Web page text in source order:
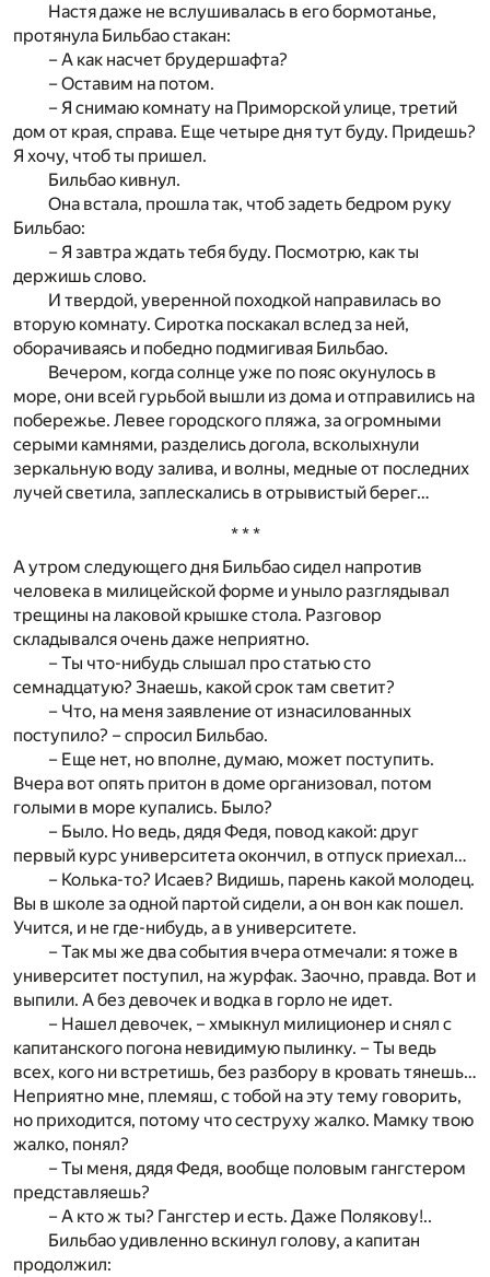
Настя даже не вслушивалась в его бормотанье,
протянула Бильбао стакан:
– А как насчет брудершафта?
– Оставим на потом.
– Я снимаю комнату на Приморской улице, третий
дом от края, справа. Еще четыре дня тут буду. Придешь?
Я хочу, чтоб ты пришел.
Бильбао кивнул.
Она встала, прошла так, чтоб задеть бедром руку
Бильбао:
– Я завтра ждать тебя буду. Посмотрю, как ты
держишь слово.
И твердой, уверенной походкой направилась во
вторую комнату. Сиротка поскакал вслед за ней,
оборачиваясь и победно подмигивая Бильбао.
Вечером, когда солнце уже по пояс окунулось в
море, они всей гурьбой вышли из дома и отправились на
побережье. Левее городского пляжа, за огромными
серыми камнями, разделись догола, всколыхнули
зеркальную воду залива, и волны, медные от последних
лучей светила, заплескались в отрывистый берег…
* * *
А утром следующего дня Бильбао сидел напротив
человека в милицейской форме и уныло разглядывал
трещины на лаковой крышке стола. Разговор
складывался очень даже неприятно.
– Ты что-нибудь слышал про статью сто
семнадцатую? Знаешь, какой срок там светит?
– Что, на меня заявление от изнасилованных
поступило? – спросил Бильбао.
– Еще нет, но вполне, думаю, может поступить.
Вчера вот опять притон в доме организовал, потом
голыми в море купались. Было?
– Было. Но ведь, дядя Федя, повод какой: друг
первый курс университета окончил, в отпуск приехал…
– Колька-то? Исаев? Видишь, парень какой молодец.
Вы в школе за одной партой сидели, а он вон как пошел.
Учится, и не где-нибудь, а в университете.
– Так мы же два события вчера отмечали: я тоже в
университет поступил, на журфак. Заочно, правда. Вот и
выпили. А без девочек и водка в горло не идет.
– Нашел девочек, – хмыкнул милиционер и снял с
капитанского погона невидимую пылинку. – Ты ведь
всех, кого ни встретишь, без разбору в кровать тянешь…
Неприятно мне, племяш, с тобой на эту тему говорить,
но приходится, потому что сеструху жалко. Мамку твою
жалко, понял?
– Ты меня, дядя Федя, вообще половым гангстером
представляешь?
– А кто ж ты? Гангстер и есть. Даже Полякову!..
Бильбао удивленно вскинул голову, а капитан
продолжил: